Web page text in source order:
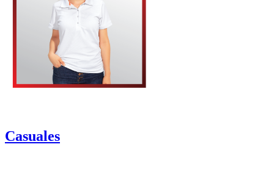
Casuales